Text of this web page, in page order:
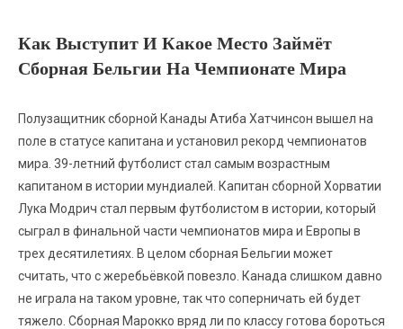
Как Выступит И Какое Место Займёт
Сборная Бельгии На Чемпионате Мира
Полузащитник сборной Канады Атиба Хатчинсон вышел на
поле в статусе капитана и установил рекорд чемпионатов
мира. 39-летний футболист стал самым возрастным
капитаном в истории мундиалей. Капитан сборной Хорватии
Лука Модрич стал первым футболистом в истории, который
сыграл в финальной части чемпионатов мира и Европы в
трех десятилетиях. В целом сборная Бельгии может
считать, что с жеребьёвкой повезло. Канада слишком давно
не играла на таком уровне, так что соперничать ей будет
тяжело. Сборная Марокко вряд ли по классу готова бороться